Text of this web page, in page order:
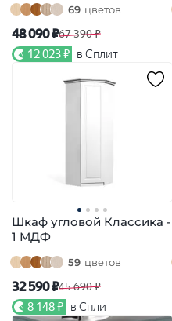
69 цветов
48 090 ₽67 390 ₽
12 023 ₽ в Сплит
Шкаф угловой Классика -
1 МДФ
59 цветов
32 590 ₽45 690 ₽
8 148 ₽ в Сплит